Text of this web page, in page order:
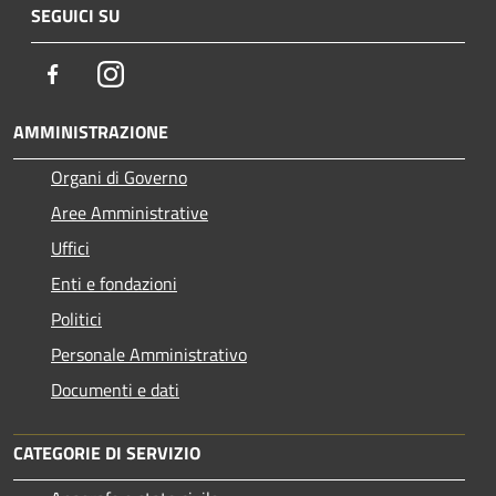
SEGUICI SU
FacebookInstagram
AMMINISTRAZIONE
Organi di Governo
Aree Amministrative
Uffici
Enti e fondazioni
Politici
Personale Amministrativo
Documenti e dati
CATEGORIE DI SERVIZIO